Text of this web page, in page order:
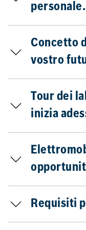
personale.
Concetto
vostro
Tour dei
inizia
Requisiti